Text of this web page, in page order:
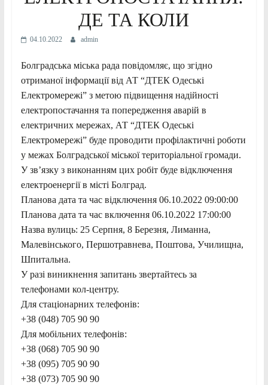
ДЕ ТА КОЛИ
04.10.2022 admin
Болградська міська рада повідомляє, що згідно
отриманої інформації від АТ “ДТЕК Одеські
Електромережі” з метою підвищення надійності
електропостачання та попередження аварій в
електричних мережах, АТ “ДТЕК Одеські
Електромережі” буде проводити профілактичні роботи
у межах Болградської міської територіальної громади.
У зв’язку з виконанням цих робіт буде відключення
електроенергії в місті Болград.
Планова дата та час відключення 06.10.2022 09:00:00
Планова дата та час включення 06.10.2022 17:00:00
Назва вулиць: 25 Серпня, 8 Березня, Лиманна,
Малевінського, Першотравнева, Поштова, Училищна,
Шпитальна.
У разі виникнення запитань звертайтесь за
телефонами кол-центру.
Для стаціонарних телефонів:
+38 (048) 705 90 90
Для мобільних телефонів:
+38 (068) 705 90 90
+38 (095) 705 90 90
+38 (073) 705 90 90